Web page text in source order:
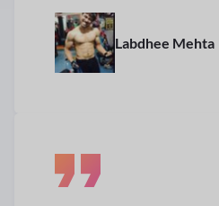
Labdhee Mehta